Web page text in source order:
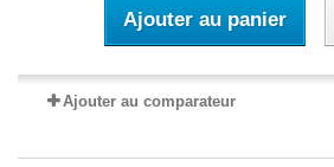
Ajouter au panier
Ajouter au comparateur